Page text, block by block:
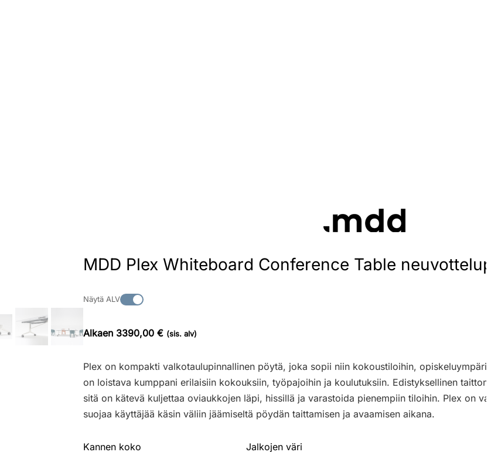
MDD Plex Whiteboard Conference Table
Näytä ALV
Alkaen 3390,00 € (sis. alv)
Plex on kompakti valkotaulupinnallinen pöytä, joka sopii niin kokoustiloihin,
on loistava kumppani erilaisiin kokouksiin, työpajoihin ja koulutuksiin. Edistyksellinen
sitä on kätevä kuljettaa oviaukkojen läpi, hissillä ja varastoida pienempiin tiloihin. Plex on
suojaa käyttäjää käsin väliin jäämiseltä pöydän taittamisen ja avaamisen aikana.
Kannen koko Jalkojen väri